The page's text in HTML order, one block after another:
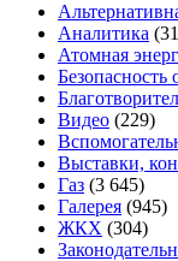
Аналитика
Атомная
Безопасность
Видео (229)
Выставки,
Газ (3 645)
Галерея (945)
ЖКХ (304)